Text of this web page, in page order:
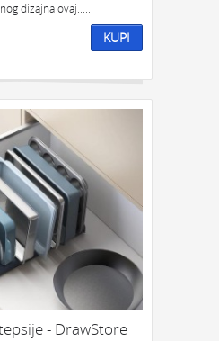
dizajna ovaj.....
KUPI
- DrawStore